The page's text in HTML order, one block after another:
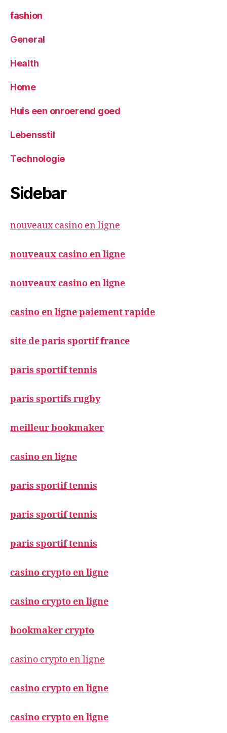
fashion
General
Health
Home
Huis een onroerend goed
Lebensstil
Technologie
Sidebar
nouveaux casino en ligne
nouveaux casino en ligne
nouveaux casino en ligne
casino en ligne paiement rapide
site de paris sportif france
paris sportif tennis
paris sportifs rugby
meilleur bookmaker
casino en ligne
paris sportif tennis
paris sportif tennis
paris sportif tennis
casino crypto en ligne
casino crypto en ligne
bookmaker crypto
casino crypto en ligne
casino crypto en ligne
casino crypto en ligne